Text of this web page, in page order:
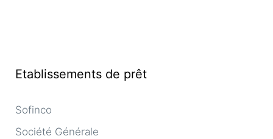
Etablissements de prêt
Sofinco
Société Générale